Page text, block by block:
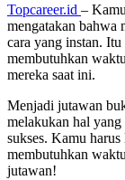
Topcareer.id –
mengatakan bahwa
cara yang instan.
membutuhkan
mereka saat ini.
Menjadi jutawan
melakukan hal yang
sukses. Kamu
membutuhkan
jutawan!